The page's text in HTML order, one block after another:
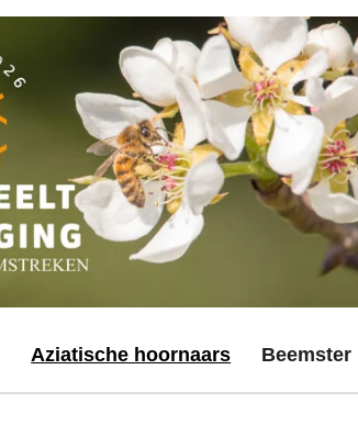
Aziatische hoornaars